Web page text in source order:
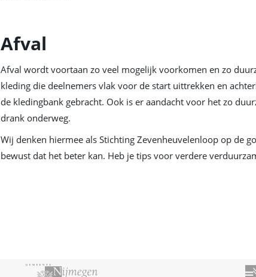
Afval
Afval wordt voortaan zo veel mogelijk voorkomen en zo
kleding die deelnemers vlak voor de start uittrekken en
de kledingbank gebracht. Ook is er aandacht voor het zo
drank onderweg.
Wij denken hiermee als Stichting Zevenheuvelenloop op de
bewust dat het beter kan. Heb je tips voor verdere